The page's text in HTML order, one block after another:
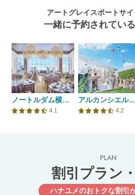
アートグレイスポートサイ
一緒に予約されてい
ノートルダム横浜みなとみらい/FIVESTAR WEDDING
口コミ評価
4.1
アルカンシエル横浜 luxemariage
口コミ
4.2
PLAN
割引プラン
ハナユメのおトクな割引